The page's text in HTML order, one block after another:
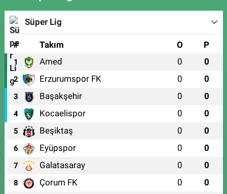
Süper Lig
# Takım O P
1 Amed 0 0
2 Erzurumspor FK 0 0
3 Başakşehir 0 0
4 Kocaelispor 0 0
5 Beşiktaş 0 0
6 Eyüpspor 0 0
7 Galatasaray 0 0
8 Çorum FK 0 0